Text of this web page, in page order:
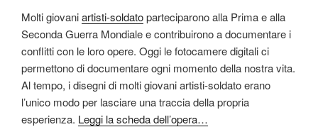
Molti giovaniartisti-soldatoparteciparono alla Prima e alla
Seconda Guerra Mondiale e contribuirono a documentare i
conflitti con le loro opere. Oggi le fotocamere digitali ci
permettono di documentare ogni momento della nostra vita.
Al tempo, i disegni di molti giovani artisti-soldato erano
l’unico modo per lasciare una traccia della propria
esperienza. Leggi la scheda dell’opera…